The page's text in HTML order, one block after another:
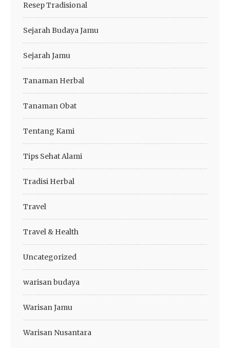
Resep Tradisional
Sejarah Budaya Jamu
Sejarah Jamu
Tanaman Herbal
Tanaman Obat
Tentang Kami
Tips Sehat Alami
Tradisi Herbal
Travel
Travel & Health
Uncategorized
warisan budaya
Warisan Jamu
Warisan Nusantara